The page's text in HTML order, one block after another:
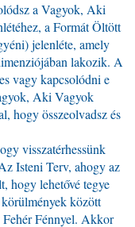
a Vagyok, Aki
a Formát Öltött
jelenléte, amely
lakozik. A
vagy kapcsolódni e
Aki Vagyok
hogy összeolvadsz és
visszatérhessünk
Isteni Terv, ahogy az
hogy lehetővé tegye
között
Fehér Fénnyel. Akkor